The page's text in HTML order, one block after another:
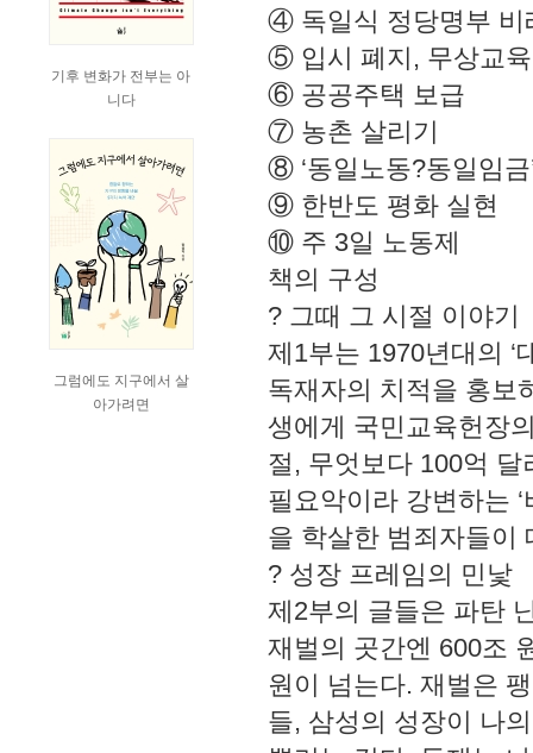
기후 변화가 전부는 아
니다
그럼에도 지구에서 살
아가려면
④ 독일식 정당명부 비
⑤ 입시 폐지, 무상교
⑥ 공공주택 보급
⑦ 농촌 살리기
⑧ ‘동일노동?동일임
⑨ 한반도 평화 실현
⑩ 주 3일 노동제
책의 구성
? 그때 그 시절 이야기
제1부는 1970년대의 ‘
독재자의 치적을 홍보
생에게 국민교육헌장
절, 무엇보다 100억
필요악이라 강변하는
을 학살한 범죄자들이
? 성장 프레임의 민낯
제2부의 글들은 파탄
재벌의 곳간엔 600조
원이 넘는다. 재벌은
들, 삼성의 성장이 나